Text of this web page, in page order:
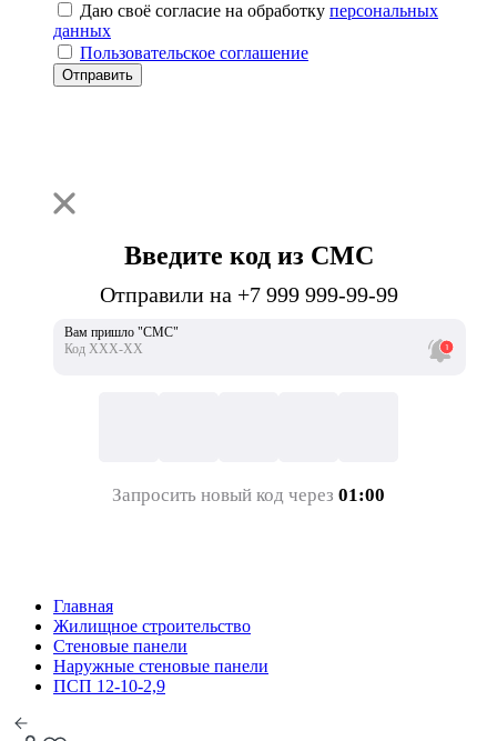
Даю своё согласие на обработку персональных
данных
Пользовательское соглашение
Отправить
Введите код из СМС
Отправили на +7 999 999-99-99
Вам пришло "СМС"
Код ХХХ-ХХ
Запросить новый код через 01:00
Главная
Жилищное строительство
Стеновые панели
Наружные стеновые панели
ПСП 12-10-2,9